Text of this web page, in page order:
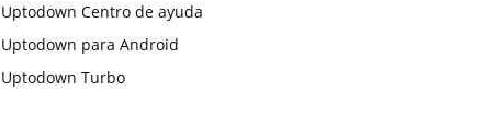
Uptodown Centro de ayuda
Uptodown para Android
Uptodown Turbo